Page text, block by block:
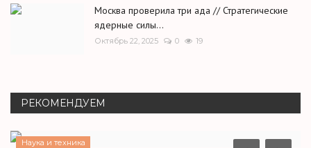
Москва проверила три ада // Стратегические
ядерные силы...
Октябрь 22, 2025 0 19
РЕКОМЕНДУЕМ
Наука и техника